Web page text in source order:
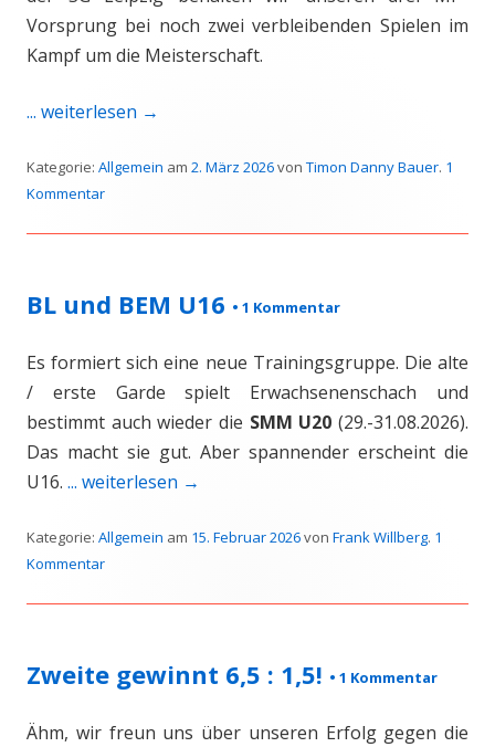
Vorsprung bei noch zwei verbleibenden Spielen im
Kampf um die Meisterschaft.
... weiterlesen →
Kategorie: Allgemein am 2. März 2026von Timon Danny Bauer. 1
Kommentar
BL und BEM U16 • 1 Kommentar
Es formiert sich eine neue Trainingsgruppe. Die alte
/ erste Garde spielt Erwachsenenschach und
bestimmt auch wieder die SMM U20 (29.-31.08.2026).
Das macht sie gut. Aber spannender erscheint die
U16. ... weiterlesen →
Kategorie: Allgemein am 15. Februar 2026von Frank Willberg. 1
Kommentar
Zweite gewinnt 6,5 : 1,5! • 1 Kommentar
Ähm, wir freun uns über unseren Erfolg gegen die